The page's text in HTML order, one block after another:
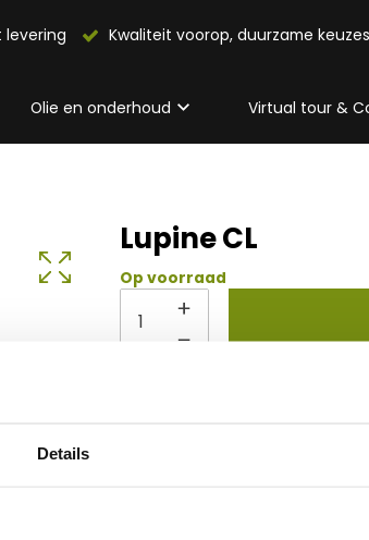
Details
levering Kwaliteit voorop, duurzame keuzes
Olie en onderhoud Virtual tour &
Lupine CL
Op voorraad
Info